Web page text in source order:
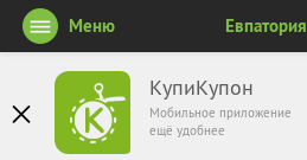
КупиКупон
Мобильное приложение
ещё удобнее
Меню Евпатория